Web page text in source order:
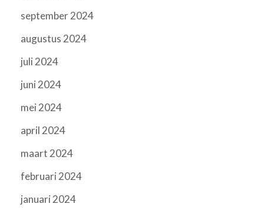
september 2024
augustus 2024
juli 2024
juni 2024
mei 2024
april 2024
maart 2024
februari 2024
januari 2024